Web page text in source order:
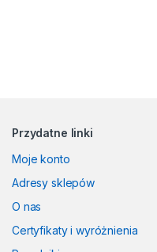
Przydatne linki
Moje konto
Adresy sklepów
O nas
Certyfikaty i wyróżnienia